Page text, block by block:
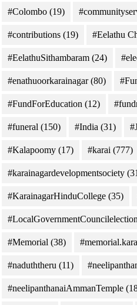
#Colombo(19)
#contributions(19) #Eelathu
#EelathuSithambaram(24)
#enathuoorkarainagar(80)
#FundForEducation (12)
#funeral (150) #India (31)
#Kalapoomy(17) #karai (777)
#karainagardevelopmentsociety
#KarainagarHinduCollege(35)
#Memorial (38)
#naduththeru (11)
#neelipanthanaiAmmanTemple